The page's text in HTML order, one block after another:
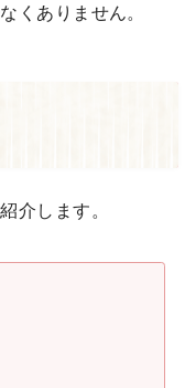
くありません。
介します。